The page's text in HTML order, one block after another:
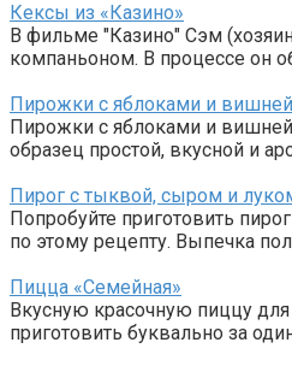
Кексы из «Казино»
В фильме "Казино" Сэм
компаньоном. В процессе он
Пирожки с яблоками и вишней
Пирожки с яблоками и
образец простой, вкусной и
Пирог с тыквой, сыром и
Попробуйте приготовить
по этому рецепту. Выпечка
Пицца «Семейная»
Вкусную красочную пиццу
приготовить буквально за